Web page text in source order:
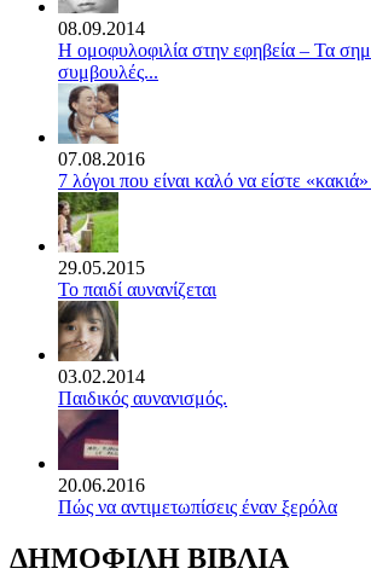
08.09.2014
Η ομοφυλοφιλία στην εφηβεία – Τα
συμβουλές...
07.08.2016
7 λόγοι που είναι καλό να είστε
29.05.2015
Το παιδί αυνανίζεται
03.02.2014
Παιδικός αυνανισμός.
20.06.2016
Πώς να αντιμετωπίσεις έναν ξερόλα
ΔΗΜΟΦΙΛΗ ΒΙΒΛΙΑ